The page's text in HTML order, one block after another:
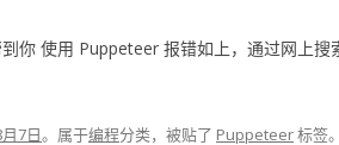
你 使用 Puppeteer 报错如上，通过网上
7日。属于编程分类，被贴了 Puppeteer标签。